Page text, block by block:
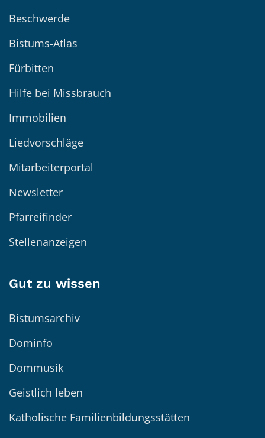
Beschwerde
Bistums-Atlas
Fürbitten
Hilfe bei Missbrauch
Immobilien
Liedvorschläge
Mitarbeiterportal
Newsletter
Pfarreifinder
Stellenanzeigen
Gut zu wissen
Bistumsarchiv
Dominfo
Dommusik
Geistlich leben
Katholische Familienbildungsstätten